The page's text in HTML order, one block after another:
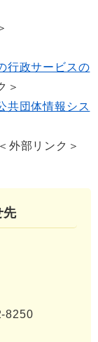
行政サービスの
＞
共団体情報シス
＜外部リンク＞
先
8250